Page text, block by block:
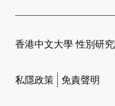
香港中文大學 性別研
私隱政策 免責聲明